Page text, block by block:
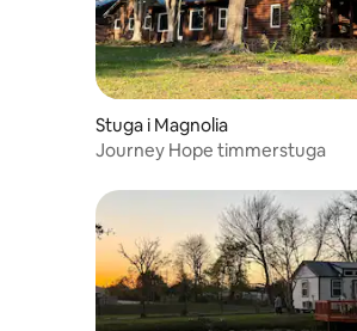
Stuga i Magnolia
Journey Hope timmerstuga